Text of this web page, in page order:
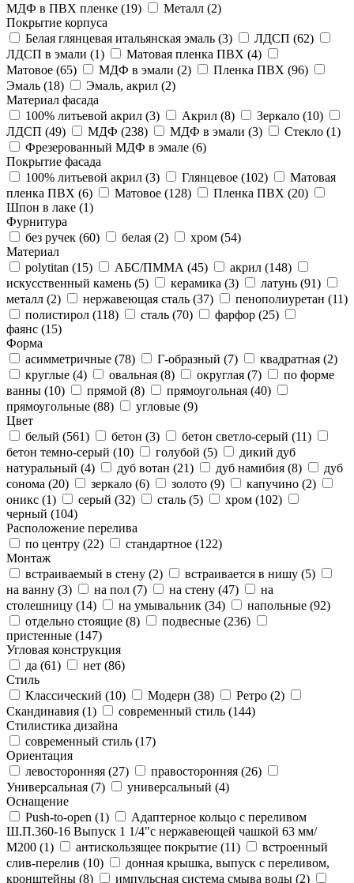
МДФ в ПВХ пленке (19) Металл (2)
Покрытие корпуса
Белая глянцевая итальянская эмаль (3) ЛДСП (62)
ЛДСП в эмали (1) Матовая пленка ПВХ (4)
Матовое (65) МДФ в эмали (2) Пленка ПВХ (96)
Эмаль (18) Эмаль, акрил (2)
Материал фасада
100% литьевой акрил (3) Акрил (8) Зеркало (10)
ЛДСП (49) МДФ (238) МДФ в эмали (3) Стекло (1)
Фрезерованный МДФ в эмале (6)
Покрытие фасада
100% литьевой акрил (3) Глянцевое (102)
Матовая
пленка ПВХ (6) Матовое (128) Пленка ПВХ (20)
Шпон в лаке (1)
Фурнитура
без ручек (60) белая (2) хром (54)
Материал
polytitan (15) АБС/ПММА (45) акрил (148)
искусственный камень (5) керамика (3) латунь (91)
металл (2) нержавеющая сталь (37) пенополиуретан (11)
полистирол (118) сталь (70) фарфор (25)
фаянс (15)
Форма
асимметричные (78) Г-образный (7) квадратная (2)
круглые (4) овальная (8) округлая (7)
по форме
ванны (10) прямой (8) прямоугольная (40)
прямоугольные (88) угловые (9)
Цвет
белый (561) бетон (3) бетон светло-серый (11)
бетон темно-серый (10) голубой (5)
дикий дуб
натуральный (4) дуб вотан (21) дуб намибия (8)
дуб
сонома (20) зеркало (6) золото (9) капучино (2)
оникс (1) серый (32) сталь (5) хром (102)
черный (104)
Расположение перелива
по центру (22) стандартное (122)
Монтаж
встраиваемый в стену (2) встраивается в нишу (5)
на ванну (3) на пол (7) на стену (47)
на
столешницу (14) на умывальник (34) напольные (92)
отдельно стоящие (8) подвесные (236)
пристенные (147)
Угловая конструкция
да (61) нет (86)
Стиль
Классический (10) Модерн (38) Ретро (2)
Скандинавия (1) современный стиль (144)
Стилистика дизайна
современный стиль (17)
Ориентация
левосторонняя (27) правосторонняя (26)
Универсальная (7) универсальный (4)
Оснащение
Push-to-open (1)
Адаптерное кольцо с переливом
Ш.П.360-16 Выпуск 1 1/4"с нержавеющей чашкой 63 мм/
М200 (1) антискользящее покрытие (11)
встроенный
слив-перелив (10)
донная крышка, выпуск с переливом,
кронштейны (8) импульсная система смыва воды (2)